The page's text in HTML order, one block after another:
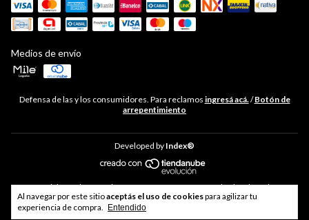
Al navegar por este sitioaceptás el uso de cookiespara agilizar tu
experiencia de compra.
Entendido
Medios de envío
Defensa de las y los consumidores. Para reclamos ingresá acá./ Botón de
arrepentimiento
Developed by Index®
Copyright Hudson Cocina - 33711468469 - 2026. Todos los derechos
reservados.